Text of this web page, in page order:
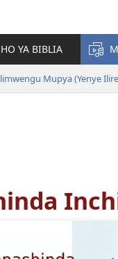
YA BIBLIA
Mupya (Yenye